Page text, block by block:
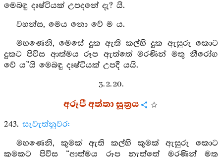
මෙබඳු දෘෂ්ටියක් උපදනේ දැ? යි.
වහන්ස, මෙය නො වේ ම ය.
මහණෙනි, මෙසේ දුක ඇති කල්හි දුක ඇසුරු කොට
දුකට පිවිස ආත්මය රූප ඇත්තේ මරණින් මතු නීරෝග
වේ ය”යි මෙබඳු දෘෂ්ටියක් උපදී යයි.
3. 2. 20.
අරූපී අත්තා සූත්‍රය
243. සැවැත්නුවර:
මහණෙනි, කුමක් ඇති කල්හි කුමක් ඇසුරු කොට
කුමකට පිවිස “ආත්මය රූප නැත්තේ මරණින් මතු